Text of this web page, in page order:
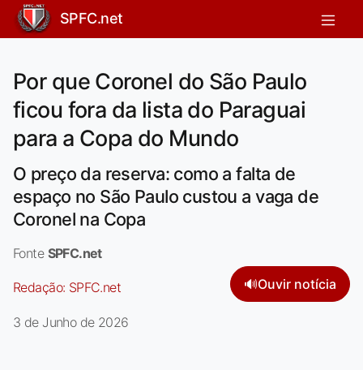
SPFC.net
Por que Coronel do São Paulo
ficou fora da lista do Paraguai
para a Copa do Mundo
O preço da reserva: como a falta de
espaço no São Paulo custou a vaga de
Coronel na Copa
Fonte SPFC.net
Redação: SPFC.net 🔊Ouvir notícia
3 de Junho de 2026